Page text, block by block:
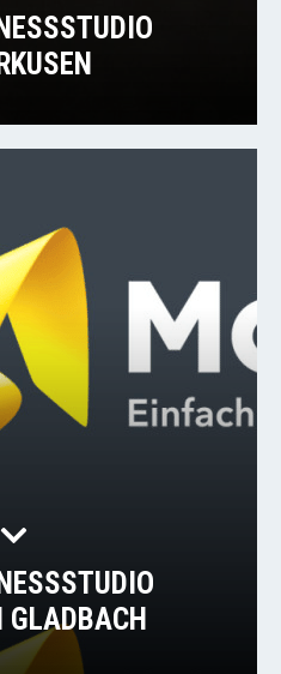
GLADBACH